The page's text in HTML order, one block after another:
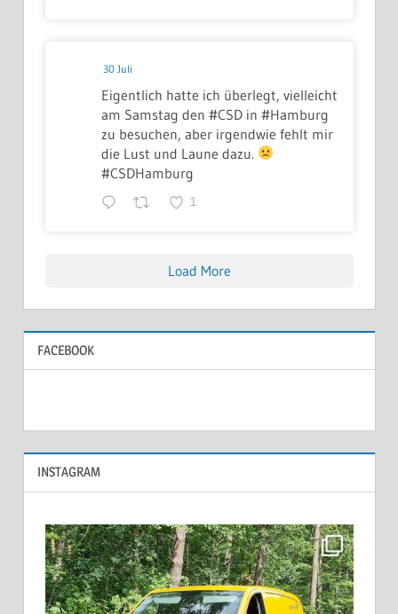
30 Juli
Eigentlich hatte ich überlegt, vielleicht
am Samstag den #CSD in #Hamburg
zu besuchen, aber irgendwie fehlt mir
die Lust und Laune dazu.
#CSDHamburg
1
Load More
FACEBOOK
INSTAGRAM